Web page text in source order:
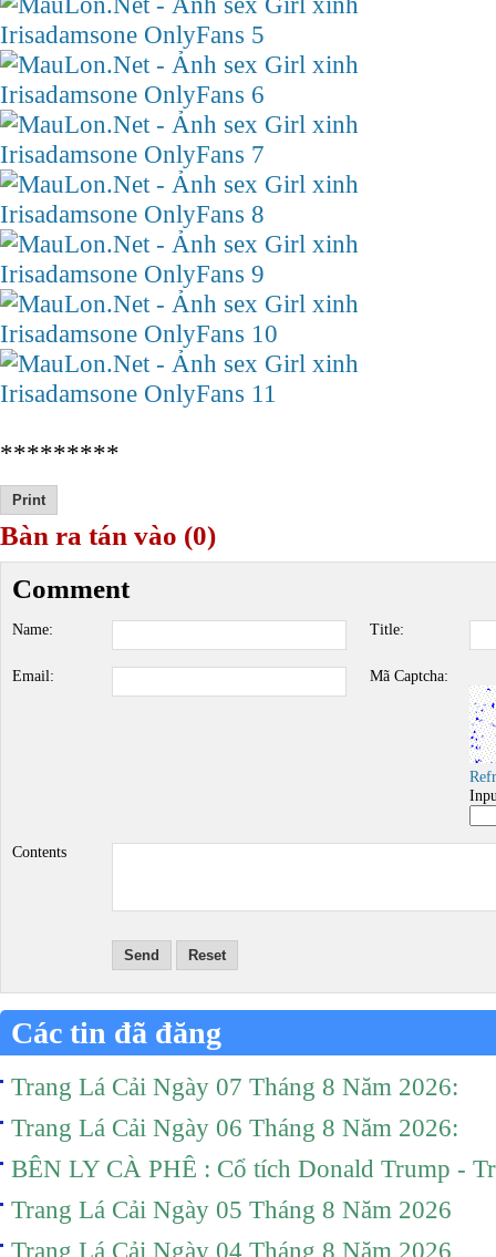
*********
Bàn ra tán vào (0)
Comment
Name: Title:
Email: Mã Captcha:
Contents
Send Reset
Các tin đã đăng
Trang Lá Cải Ngày 07 Tháng 8 Năm 2026:
Trang Lá Cải Ngày 06 Tháng 8 Năm 2026:
BÊN LY CÀ PHÊ : Cổ tích Donald Trump -
Trang Lá Cải Ngày 05 Tháng 8 Năm 2026
Trang Lá Cải Ngày 04 Tháng 8 Năm 2026